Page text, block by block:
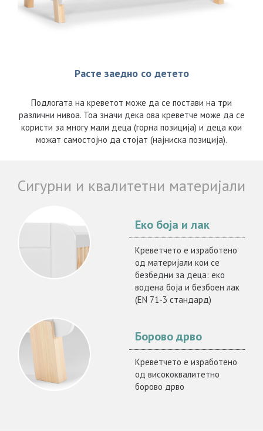
Расте заедно со детето
Подлогата на креветот може да се постави на три
различни нивоа. Тоа значи дека ова креветче може да се
користи за многу мали деца (горна позиција) и деца кои
можат самостојно да стојат (најниска позиција).
Сигурни и квалитетни материјали
Еко боја и лак
Креветчето е изработено
од материјали кои се
безбедни за деца: еко
водена боја и безбоен лак
(EN 71-3 стандард)
Борово дрво
Креветчето е изработено
од висококвалитетно
борово дрво